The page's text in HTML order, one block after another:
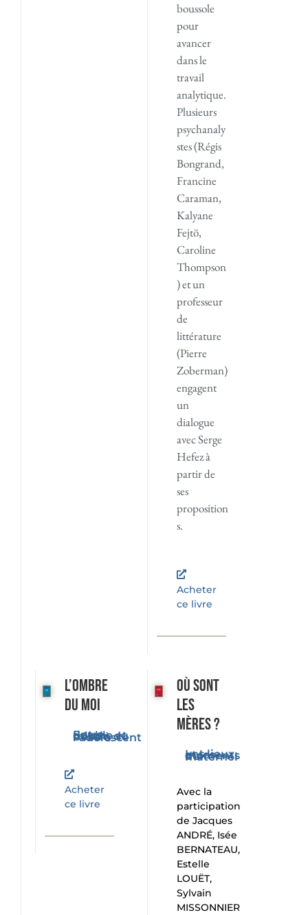
boussole
pour
avancer
dans le
travail
analytique.
Plusieurs
psychanaly
stes (Régis
Bongrand,
Francine
Caraman,
Kalyane
Fejtö,
Caroline
Thompson
) et un
professeur
de
littérature
(Pierre
Zoberman)
engagent
un
dialogue
avec Serge
Hefez à
partir de
ses
proposition
s.
Acheter
ce livre
L’ombre
du moi
Entre double et miroir, du bébé à l'adolescent
Acheter
ce livre
Où sont
les
mères ?
Les lieux et les moments du maternel
Avec la
participation
de Jacques
ANDRÉ, Isée
BERNATEAU,
Estelle
LOUËT,
Sylvain
MISSONNIER